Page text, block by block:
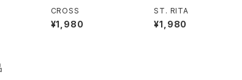
CROSS
¥1,980
ST. RITA
¥1,980